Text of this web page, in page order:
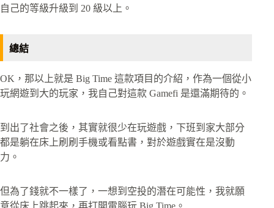
自己的等級升級到 20 級以上。
總結
OK，那以上就是 Big Time 這款項目的介紹，作為一個從小
玩網遊到大的玩家，我自己對這款 Gamefi 是還滿期待的。
到出了社會之後，其實就很少在玩遊戲，下班到家大部分
都是躺在床上刷刷手機或看點書，對於遊戲實在是沒動
力。
但為了錢就不一樣了，一想到空投的潛在可能性，我就願
意從床上跳起來，再打開電腦玩 Big Time。